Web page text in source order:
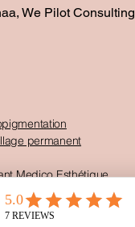
permanent
Medico Esthétique
OPCO, FAF formation
We Pilot Consulting